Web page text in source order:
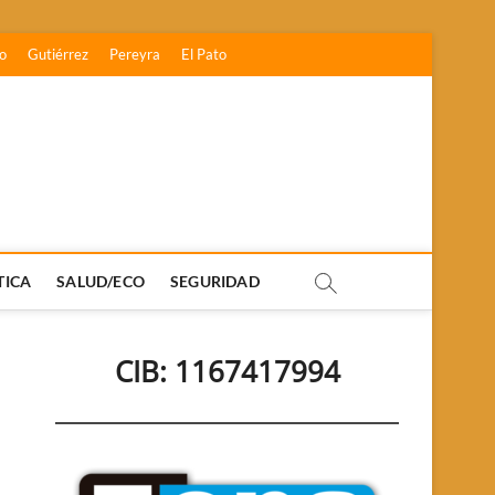
Gutiérrez Pereyra El Pato
SALUD/ECO SEGURIDAD
CIB: 1167417994